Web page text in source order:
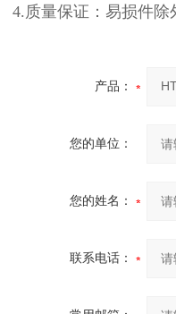
4.质量保证：易损件
产品：
您的单位：
您的姓名：
联系电话：